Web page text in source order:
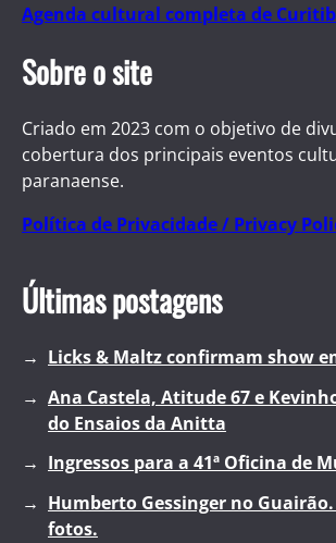
Agenda cultural completa de
Sobre o site
Criado em 2023 com o objetivo de
cobertura dos principais eventos
paranaense.
Política de Privacidade / Privacy
Últimas postagens
Licks & Maltz confirmam show
Ana Castela, Atitude 67 e
do Ensaios da Anitta
Ingressos para a 41ª Oficina de
Humberto Gessinger no
fotos.